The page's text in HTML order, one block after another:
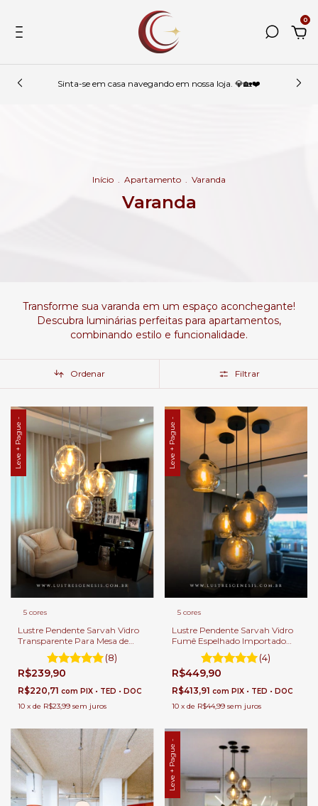
0
Sinta-se em casa navegando em nossa loja. 💎🏡❤️
Início . Apartamento . Varanda
Varanda
Transforme sua varanda em um espaço aconchegante!
Descubra luminárias perfeitas para apartamentos,
combinando estilo e funcionalidade.
Ordenar Filtrar
Leve + Pague -
5 cores
Lustre Pendente Sarvah Vidro
Transparente Para Mesa de
Sala de Jantar.
(8)
R$239,90
R$220,71 com PIX • TED • DOC
10 x de R$23,99 sem juros
Leve + Pague -
5 cores
Lustre Pendente Sarvah Vidro
Fumê Espelhado Importado
Para Mesa Sala de Jantar e
Balcão de Cozinha.
(4)
R$449,90
R$413,91 com PIX • TED • DOC
10 x de R$44,99 sem juros
Leve + Pague -